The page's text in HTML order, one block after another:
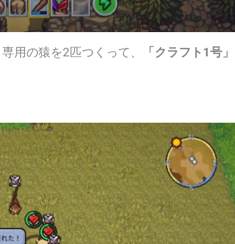
用の猿を2匹つくって、
「クラフト1号」